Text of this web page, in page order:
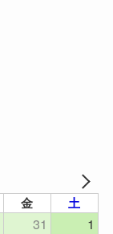
金 土
31
1